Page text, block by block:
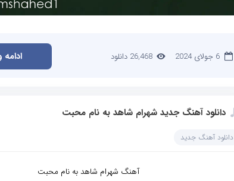
6 جولای 2024 26,468 دانلود ادامه
دانلود آهنگ جدید شهرام شاهد به نام محبت
دانلود آهنگ جدید
آهنگ شهرام شاهد به نام محبت